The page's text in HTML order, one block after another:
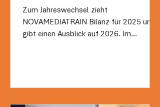
Zum Jahreswechsel zieht
NOVAMEDIATRAIN Bilanz für 2025 und
gibt einen Ausblick auf 2026. Im